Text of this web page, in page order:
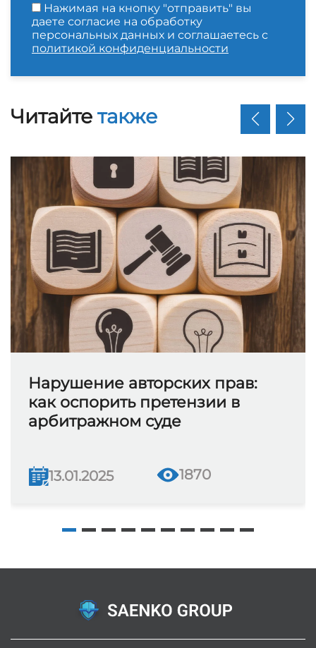
Нажимая на кнопку "отправить" вы
даете согласие на обработку
персональных данных и соглашаетесь с
политикой конфиденциальности
Читайте также
Нарушение авторских прав:
как оспорить претензии в
арбитражном суде
13.01.2025 1870